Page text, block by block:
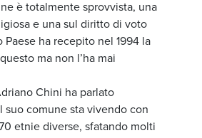
è totalmente sprovvista, una
e una sul diritto di voto
ha recepito nel 1994 la
ma non l’ha mai
Chini ha parlato
suo comune sta vivendo con
etnie diverse, sfatando molti